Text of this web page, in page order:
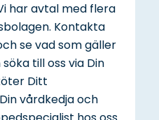
har avtal med flera
Kontakta
se vad som gäller
till oss via Din
Ditt
vårdkedja och